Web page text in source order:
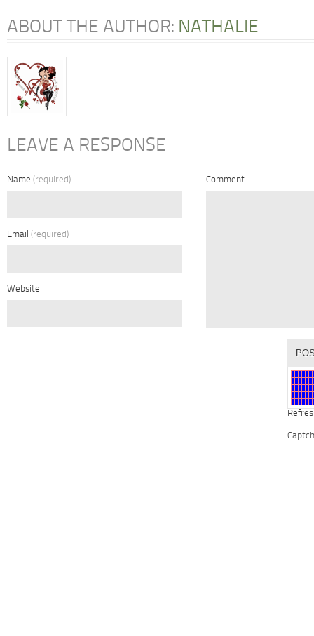
ABOUT THE AUTHOR: NATHALIE
LEAVE A RESPONSE
Name (required)
Email (required)
Website
Comment